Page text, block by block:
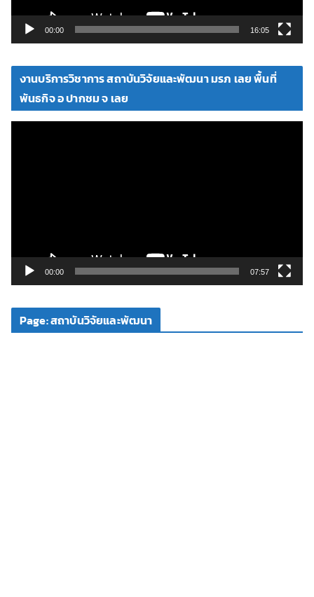
ดี
โ
00:00 16:05
งานบริการวิชาการ สถาบันวิจัยและพัฒนา มรภ เลย พื้นที่
พันธกิจ อ ปากชม จ เลย
ดี
โ
00:00 07:57
Page: สถาบันวิจัยและพัฒนา